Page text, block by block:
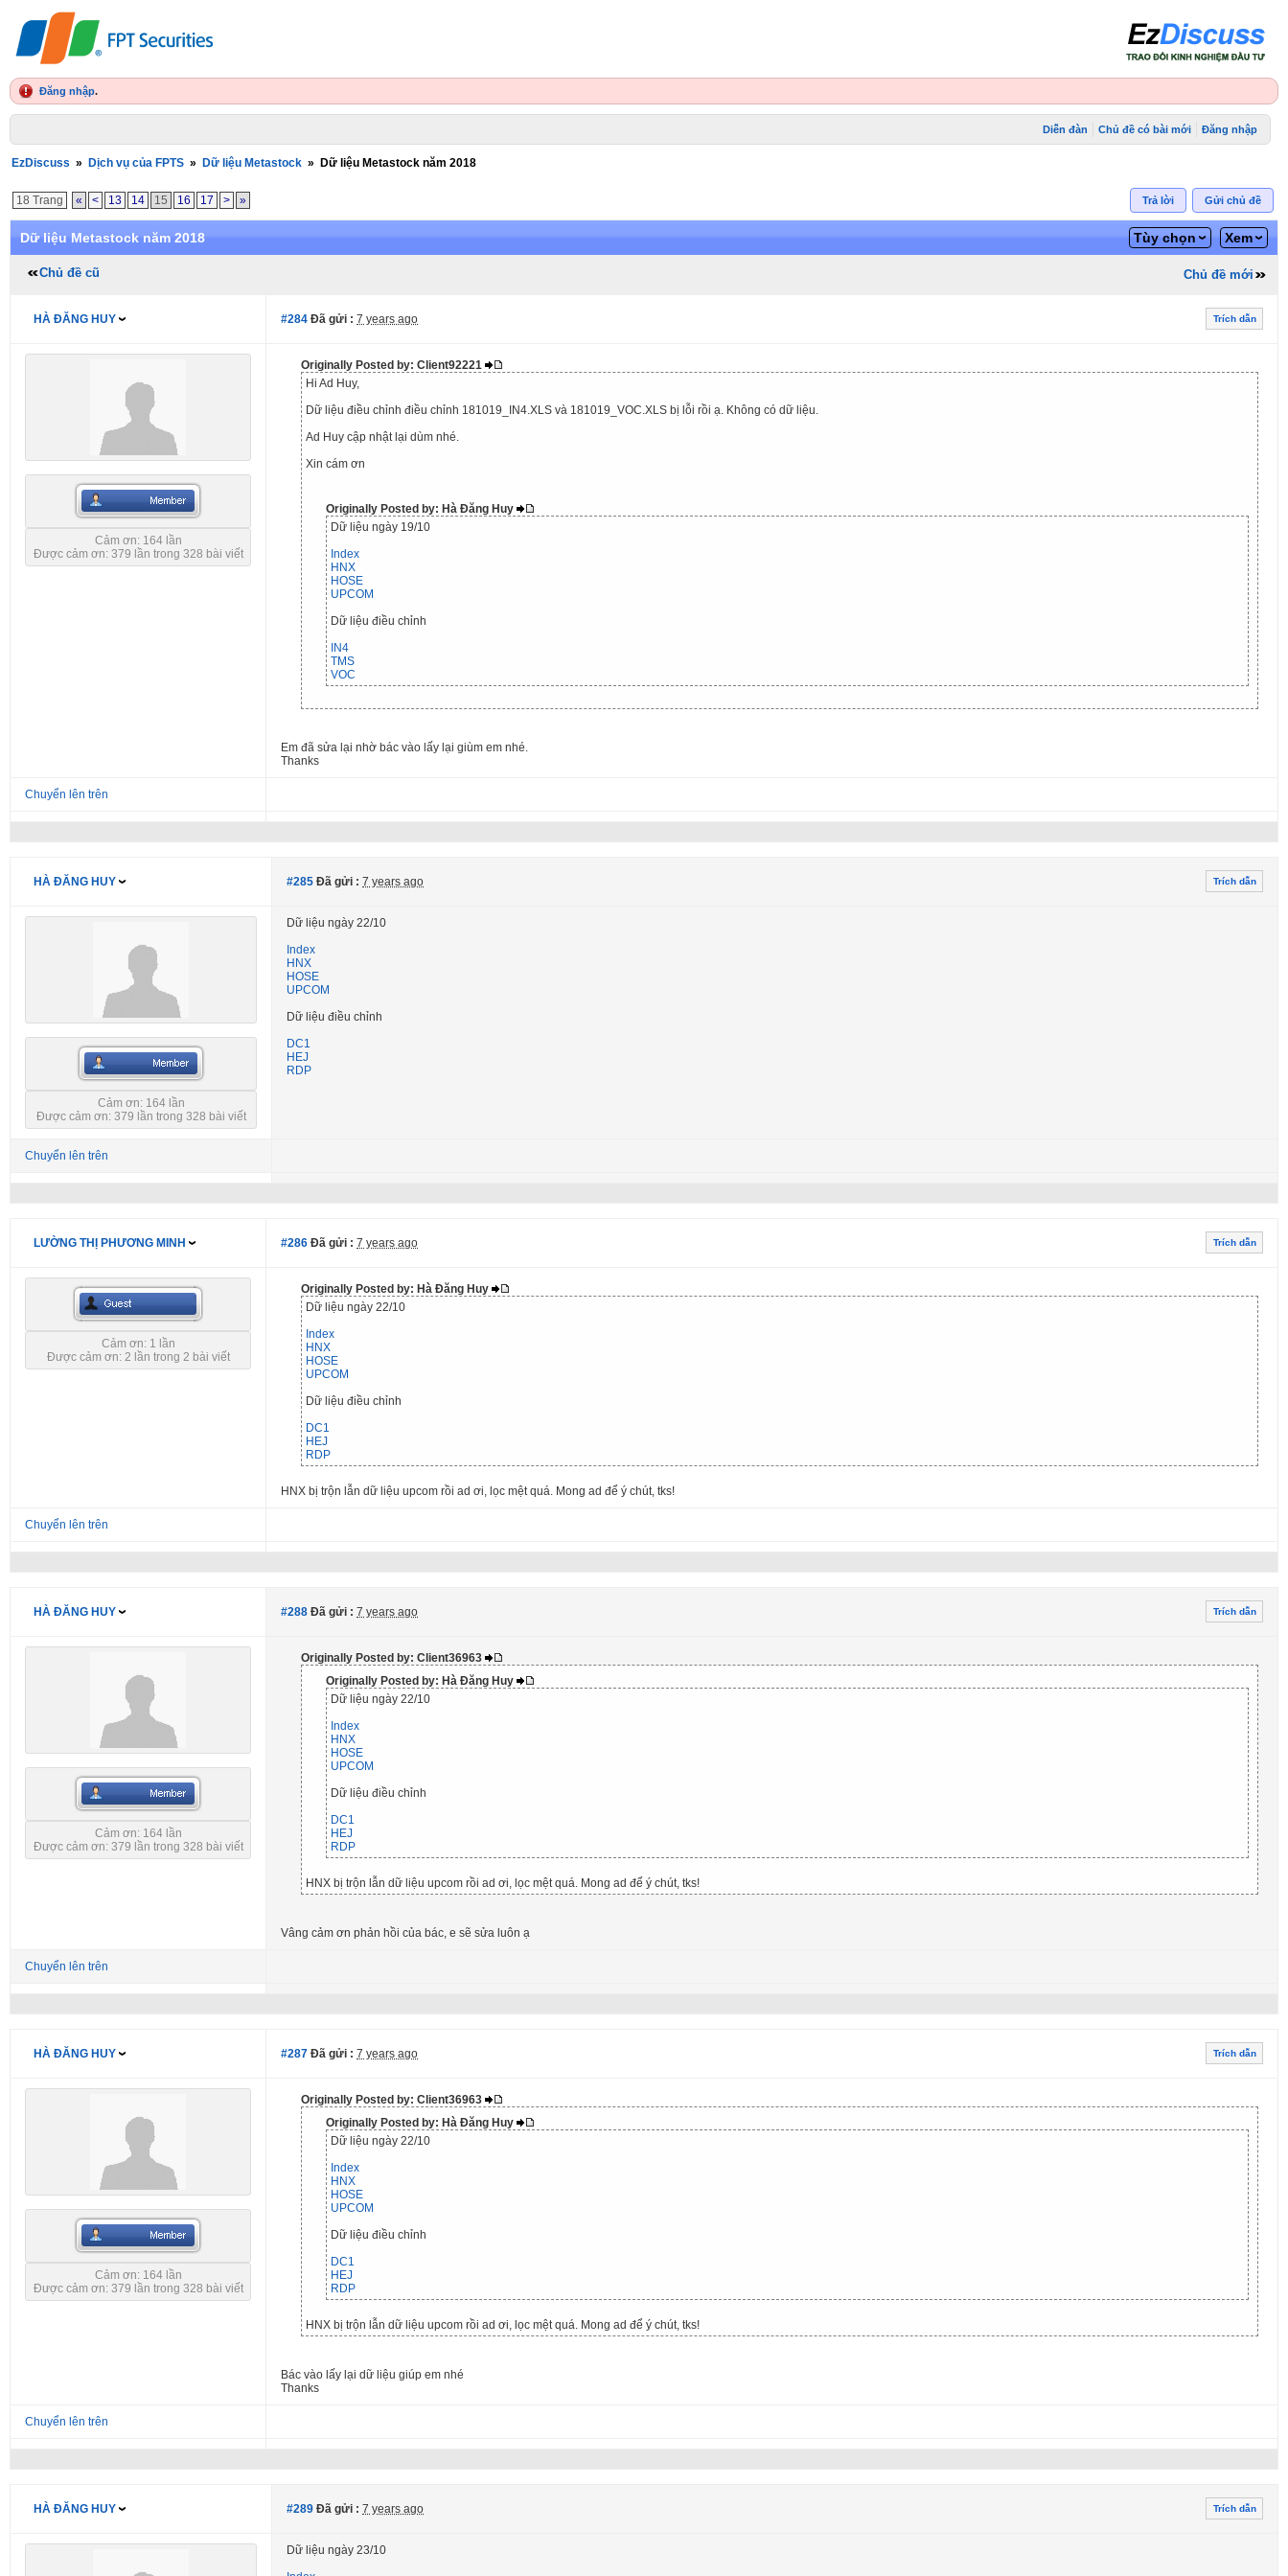
Đăng nhập.
Diễn đàn Chủ đề có bài mới Đăng nhập
EzDiscuss » Dịch vụ của FPTS » Dữ liệu Metastock » Dữ liệu Metastock năm 2018
18 Trang « < 13 14 15 16 17 > » Gửi chủ đề
Trả lời
Dữ liệu Metastock năm 2018 Tùy chọn Xem
Chủ đề cũ Chủ đề mới
HÀ ĐĂNG HUY #284 Đã gửi : 7 years ago Trích dẫn
Cảm ơn: 164 lần
Được cảm ơn: 379 lần trong 328 bài viết
Originally Posted by: Client92221
Hi Ad Huy,
Dữ liệu điều chỉnh điều chỉnh 181019_IN4.XLS và 181019_VOC.XLS bị lỗi rồi ạ. Không có dữ liệu.
Ad Huy cập nhật lại dùm nhé.
Xin cám ơn
Originally Posted by: Hà Đăng Huy
Dữ liệu ngày 19/10
Index
HNX
HOSE
UPCOM
Dữ liệu điều chỉnh
IN4
TMS
VOC
Em đã sửa lại nhờ bác vào lấy lại giùm em nhé.
Thanks
Chuyển lên trên
HÀ ĐĂNG HUY #285 Đã gửi : 7 years ago Trích dẫn
Cảm ơn: 164 lần
Được cảm ơn: 379 lần trong 328 bài viết
Dữ liệu ngày 22/10
Index
HNX
HOSE
UPCOM
Dữ liệu điều chỉnh
DC1
HEJ
RDP
Chuyển lên trên
LƯỜNG THỊ PHƯƠNG MINH #286 Đã gửi : 7 years ago Trích dẫn
Cảm ơn: 1 lần
Được cảm ơn: 2 lần trong 2 bài viết
Originally Posted by: Hà Đăng Huy
Dữ liệu ngày 22/10
Index
HNX
HOSE
UPCOM
Dữ liệu điều chỉnh
DC1
HEJ
RDP
HNX bị trộn lẫn dữ liệu upcom rồi ad ơi, lọc mệt quá. Mong ad để ý chút, tks!
Chuyển lên trên
HÀ ĐĂNG HUY #288 Đã gửi : 7 years ago Trích dẫn
Cảm ơn: 164 lần
Được cảm ơn: 379 lần trong 328 bài viết
Originally Posted by: Client36963
Originally Posted by: Hà Đăng Huy
Dữ liệu ngày 22/10
Index
HNX
HOSE
UPCOM
Dữ liệu điều chỉnh
DC1
HEJ
RDP
HNX bị trộn lẫn dữ liệu upcom rồi ad ơi, lọc mệt quá. Mong ad để ý chút, tks!
Vâng cảm ơn phản hồi của bác, e sẽ sửa luôn ạ
Chuyển lên trên
HÀ ĐĂNG HUY #287 Đã gửi : 7 years ago Trích dẫn
Cảm ơn: 164 lần
Được cảm ơn: 379 lần trong 328 bài viết
Originally Posted by: Client36963
Originally Posted by: Hà Đăng Huy
Dữ liệu ngày 22/10
Index
HNX
HOSE
UPCOM
Dữ liệu điều chỉnh
DC1
HEJ
RDP
HNX bị trộn lẫn dữ liệu upcom rồi ad ơi, lọc mệt quá. Mong ad để ý chút, tks!
Bác vào lấy lại dữ liệu giúp em nhé
Thanks
Chuyển lên trên
HÀ ĐĂNG HUY #289 Đã gửi : 7 years ago Trích dẫn
Dữ liệu ngày 23/10